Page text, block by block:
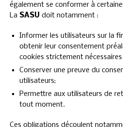
également se conformer à
La SASU doit notamment :
Informer les utilisateurs sur la
obtenir leur consentement
cookies strictement
Conserver une preuve du
utilisateurs;
Permettre aux utilisateurs de
tout moment.
Ces obligations découlent